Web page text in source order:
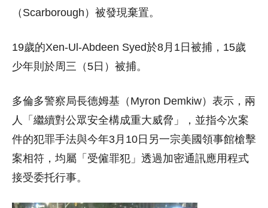
（Scarborough）被發現棄置。
19歲的Xen-Ul-Abdeen Syed於8月1日被捕，15歲
少年則於周三（5日）被捕。
多倫多警察局長德姆基（Myron Demkiw）表示，兩
人「繼續對公眾安全構成重大威脅」，並指今次案
件的犯罪手法與今年3月10日另一宗美國領事館槍擊
案相符，均屬「受僱罪犯」透過加密通訊應用程式
接受委托行事。